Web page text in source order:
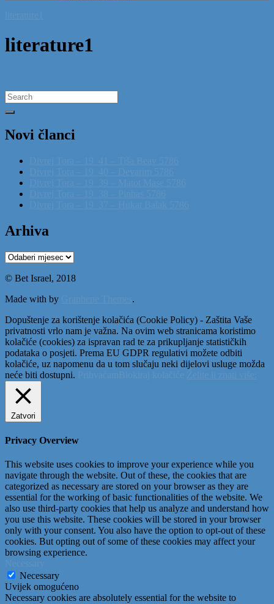
literature1
Search
for:
Novi članci
Arhiva
Arhiva
© Bet Israel, 2018
Made with by
.
Dopuštenje za korištenje kolačića (Cookie Policy) - Zaštita Vaše
privatnosti vrlo nam je važna. Na ovim web stranicama koristimo
kolačiće (cookies) za ispravan rad te za prikupljanje statističkih
podataka o posjeti. Prema EU GDPR regulativi možete odbiti
kolačiće, uz napomenu da u tom slučaju neki dijelovi usluge možda
neće biti dostupni.
Zatvori
Privacy Overview
This website uses cookies to improve your experience while you
navigate through the website. Out of these, the cookies that are
categorized as necessary are stored on your browser as they are
essential for the working of basic functionalities of the website. We
also use third-party cookies that help us analyze and understand how
you use this website. These cookies will be stored in your browser
only with your consent. You also have the option to opt-out of these
cookies. But opting out of some of these cookies may affect your
browsing experience.
Necessary
Uvijek omogućeno
Necessary cookies are absolutely essential for the website to